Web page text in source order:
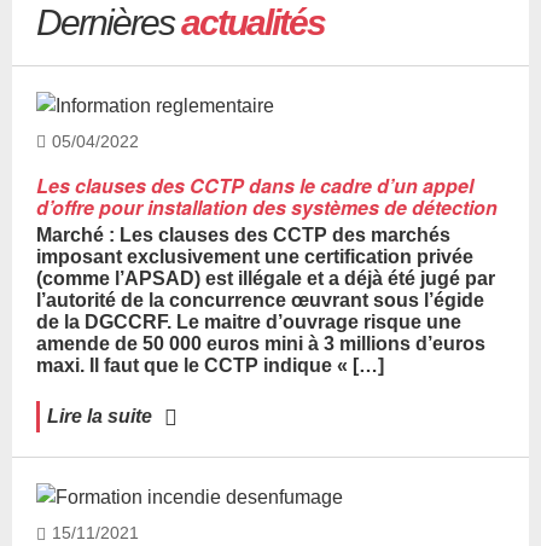
Dernièresactualités
05/04/2022
Les clauses des CCTP dans le cadre d’un appel
d’offre pour installation des systèmes de détection
Marché : Les clauses des CCTP des marchés
imposant exclusivement une certification privée
(comme l’APSAD) est illégale et a déjà été jugé par
l’autorité de la concurrence œuvrant sous l’égide
de la DGCCRF. Le maitre d’ouvrage risque une
amende de 50 000 euros mini à 3 millions d’euros
maxi. Il faut que le CCTP indique « […]
Lire la suite
15/11/2021